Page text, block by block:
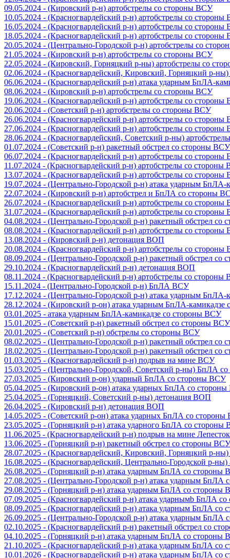
09.05.2024 - (Кировский р-н) артобстрелы со стороны ВСУ
10.05.2024 - (Красногвардейский р-н) артобстрелы со
16.05.2024 - (Красногвардейский р-н) артобстрелы со
18.05.2024 - (Красногвардейский р-н) артобстрелы со
20.05.2024 - (Центрально-Городской р-н) артобстрелы со
21.05.2024 - (Кировский р-н) артобстрелы со стороны ВСУ
22.05.2024 - (Кировский, Горняцкий р-ны) артобстрелы со
02.06.2024 - (Красногвардейский, Кировский, Горняцкий р-
06.06.2024 - (Красногвардейский р-н) атака ударным БпЛА-
08.06.2024 - (Кировский р-н) артобстрелы со стороны ВСУ
19.06.2024 - (Красногвардейский р-н) артобстрелы со
20.06.2024 - (Советский р-н) артобстрелы со стороны ВСУ
26.06.2024 - (Красногвардейский р-н) артобстрелы со
27.06.2024 - (Красногвардейский р-н) артобстрелы со
28.06.2024 - (Красногвардейский, Советский р-ны)
01.07.2024 - (Советский р-н) ракетный обстрел со стороны ВСУ
06.07.2024 - (Красногвардейский р-н) артобстрелы со
11.07.2024 - (Красногвардейский р-н) артобстрелы со стороны
13.07.2024 - (Красногвардейский р-н) артобстрелы со
19.07.2024 - (Центрально-Городской р-н) атака ударным
22.07.2024 - (Кировский р-н) артобстрел и БпЛА со стороны
26.07.2024 - (Красногвардейский р-н) артобстрелы со
31.07.2024 - (Красногвардейский р-н) артобстрелы со
04.08.2024 - (Центрально-Городской р-н) ракетный обстрел со
08.08.2024 - (Красногвардейский р-н) артобстрелы со
13.08.2024 - (Кировский р-н) детонация ВОП
20.08.2024 - (Красногвардейский р-н) артобстрелы со
08.09.2024 - (Центрально-Городской р-н) ракетный обстрел со
29.10.2024 - (Красногвардейский р-н) детонация ВОП
08.11.2024 - (Красногвардейский р-н) артобстрелы со стороны
15.11.2024 - (Центрально-Городской р-н) БпЛА ВСУ
17.12.2024 - (Центрально-Городской р-н) атака ударным
28.12.2024 - (Кировский р-он) атака ударным БпЛА-
03.01.2025 - атака ударным БпЛА-камикадзе со стороны ВСУ
15.01.2025 - (Советский р-н) ракетный обстрел со стороны ВСУ
20.01.2025 - (Советский р-н) обстрелы со стороны ВСУ
08.02.2025 - (Центрально-Городской р-н) ракетный обстрел со
18.02.2025 - (Центрально-Городской р-н) ракетный обстрел со
01.03.2025 - (Красногвардейский р-н) подрыв на мине ВСУ
15.03.2025 - (Центрально-Городской, Советский р-ны) БпЛА
27.03.2025 - (Кировский р-он) ударный БпЛА со стороны ВСУ
05.04.2025 - (Кировский р-он) атака ударных БпЛА со
25.04.2025 - (Горняцкий, Советский р-ны) детонация ВОП
26.04.2025 - (Кировский р-н) детонация ВОП
14.05.2025 - (Советский р-он) атака ударных БпЛА со
23.05.2025 - (Горняцкий р-н) атака ударного БпЛА со стороны
11.06.2025 - (Красногвардейский р-н) подрыв на мине Лепесток
13.06.2025 - (Горняцкий р-н) ракетный обстрел со стороны ВСУ
28.07.2025 - (Красногвардейский, Кировский, Горняцкий р-
16.08.2025 - (Красногвардейский, Центрально-Городской р-
26.08.2025 - (Горняцкий р-н) атака ударным БпЛА со стороны
27.08.2025 - (Центрально-Городской р-н) атака ударным БпЛА
29.08.2025 - (Горняцкий р-н) атака ударным БпЛА со стороны
07.09.2025 - (Красногвардейский р-н) атака ударнымb БпЛА
08.09.2025 - (Красногвардейский р-н) атака ударным БпЛА со
26.09.2025 - (Центрально-Городской р-н) атака ударным БпЛА
02.10.2025 - (Красногвардейский р-н) ракетный обстрел со
04.10.2025 - (Горняцкий р-н) атака ударным БпЛА со стороны
21.10.2025 - (Красногвардейский р-н) атака ударным БпЛА со
10.01.2026 - (Красногвардейский р-н) атака ударным БпЛА со